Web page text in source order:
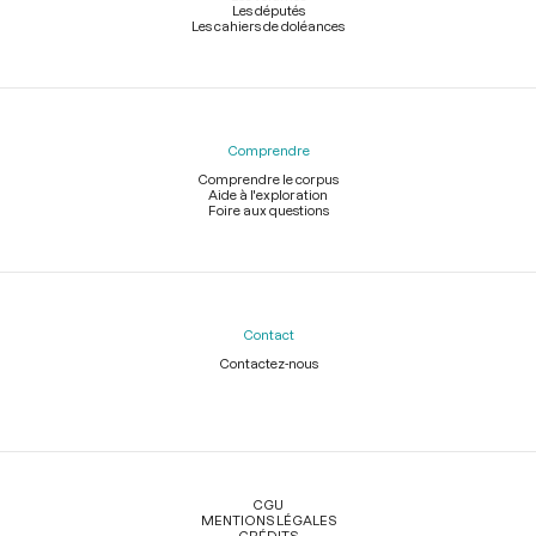
Les députés
Les cahiers de doléances
Comprendre
Comprendre le corpus
Aide à l'exploration
Foire aux questions
Contact
Contactez-nous
Légal
CGU
MENTIONS LÉGALES